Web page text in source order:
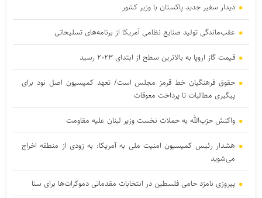
دیدار سفیر جدید پاکستان با وزیر کشور
عقب‌ماندگی تولید صنایع نظامی آمریکا از برنامه‌های تسلیحاتی
قیمت گاز اروپا به بالاترین سطح از ابتدای ۲۰۲۳ رسید
حقوق فرهنگیان خط قرمز مجلس است/ تعهد کمیسیون اصل نود برای
پیگیری مطالبات تا پرداخت معوقات
واکنش حزب‌الله به حملات نخست‌ وزیر لبنان علیه مقاومت
هشدار رئیس کمیسیون امنیت ملی به آمریکا: به زودی از منطقه اخراج
می‌شوید
پیروزی نامزد حامی فلسطین در انتخابات مقدماتی دموکرات‌ها برای سنا